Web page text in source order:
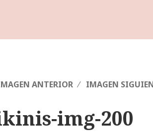
ANTERIOR IMAGEN
img-200